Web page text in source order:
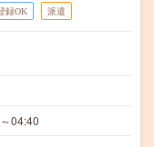
録OK 派遣
04:40